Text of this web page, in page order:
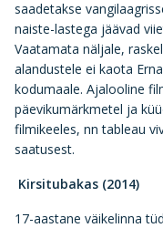
saadetakse
naiste-lastega jäävad
Vaatamata näljale,
alandustele ei kaota
kodumaale. Ajalooline
päevikumärkmetel ja
filmikeeles, nn tableau
saatusest.
Kirsitubakas (2014)
17-aastane väikelinna